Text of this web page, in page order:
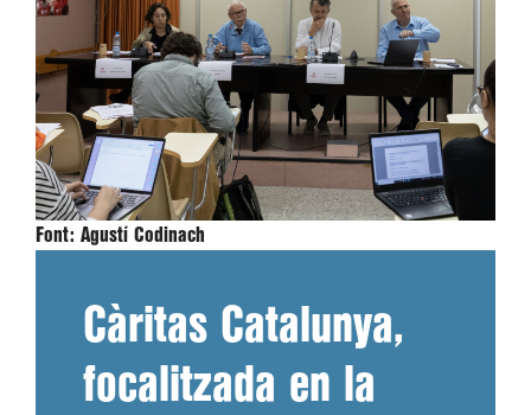
Font: Agustí Codinach
Càritas Catalunya,
focalitzada en la